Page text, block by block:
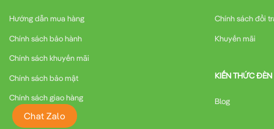
Hướng dẫn mua hàng
Chính sách bảo hành
Chính sách khuyến mãi
Chính sách bảo mật
Chính sách giao hàng
Chính sách đổi
Khuyến mãi
KIẾN THỨC ĐÈN
Blog
Chat Zalo